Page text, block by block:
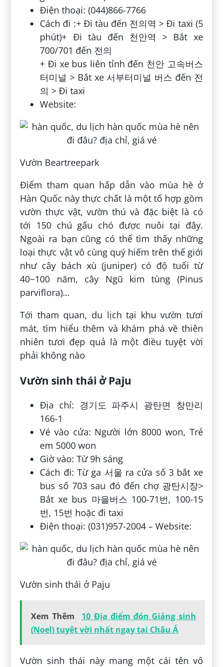
Điện thoại: (044)866-7766
Cách đi :+ Đi tàu đến 전의역 > Đi taxi (5
phút)+ Đi tàu đến 천안역 > Bắt xe
700/701 đến 전의
+ Đi xe bus liên tỉnh đến 천안 고속버스
터미널 > Bắt xe 서부터미널 버스 đến 전
의 > Đi taxi
Website:
Vườn Beartreepark
Điểm tham quan hấp dẫn vào mùa hè ở
Hàn Quốc này thực chất là một tổ hợp gồm
vườn thực vật, vườn thú và đặc biệt là có
tới 150 chú gấu chó được nuôi tại đây.
Ngoài ra bạn cũng có thể tìm thấy những
loại thực vật vô cùng quý hiếm trên thế giới
như cây bách xù (juniper) có độ tuổi từ
40~100 năm, cây Ngũ kim tùng (Pinus
parviflora)…
Tới tham quan, du lịch tại khu vườn tươi
mát, tìm hiểu thêm và khám phá về thiên
nhiên tươi đẹp quả là một điều tuyệt vời
phải không nào
Vườn sinh thái ở Paju
Địa chỉ: 경기도 파주시 광탄면 창만리
166-1
Vé vào cửa: Người lớn 8000 won, Trẻ
em 5000 won
Giờ vào: Từ 9h sáng
Cách đi: Từ ga 서울 ra cửa số 3 bắt xe
bus số 703 sau đó đến chợ 광탄시장>
Bắt xe bus 마을버스 100-71번, 100-15
번, 15번 hoặc đi taxi
Điện thoại: (031)957-2004 – Website:
Vườn sinh thái ở Paju
Xem Thêm
10 Địa điểm đón Giáng sinh
(Noel) tuyệt vời nhất ngay tại Châu Á
Vườn sinh thái này mang một cái tên vô